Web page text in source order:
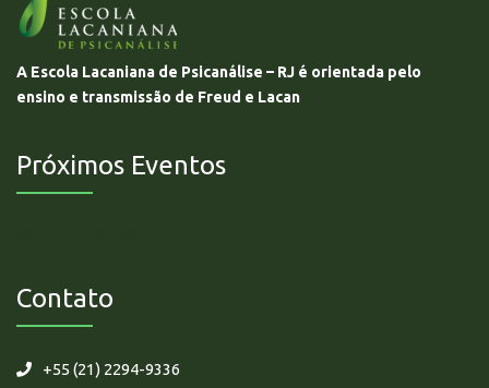
A Escola Lacaniana de Psicanálise – RJ é orientada pelo
ensino e transmissão de Freud e Lacan
Próximos Eventos
Contato
+55 (21) 2294-9336